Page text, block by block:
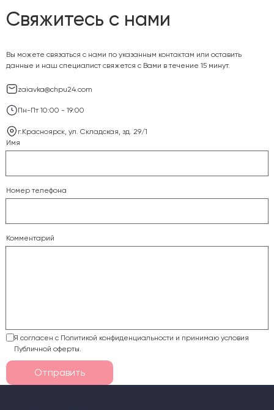
Свяжитесь с нами
Вы можете связаться с нами по указанным контактам или оставить
данные и наш специалист свяжется с Вами в течение 15 минут.
zaiavka@chpu24.com
Пн-Пт 10:00 - 19:00
г.Красноярск, ул. Складская, зд. 29/1
Имя
Номер телефона
Комментарий
Я согласен с Политикой конфиденциальности и принимаю условия
Публичной оферты.
Отправить